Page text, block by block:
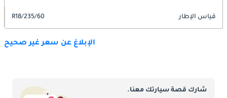
قياس الإطار 235/60/R18
الإبلاغ عن سعر غير صحيح
شارك قصة سيارتك معنا.